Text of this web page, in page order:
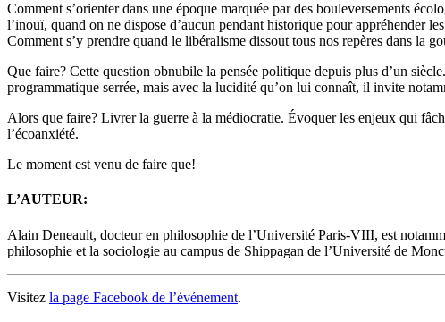
Comment s’orienter dans une époque marquée par des bouleversements
l’inouï, quand on ne dispose d’aucun pendant historique pour appréhender
Comment s’y prendre quand le libéralisme dissout tous nos repères dans la
Que faire? Cette question obnubile la pensée politique depuis plus d’un
programmatique serrée, mais avec la lucidité qu’on lui connaît, il invite
Alors que faire? Livrer la guerre à la médiocratie. Évoquer les enjeux qui
l’écoanxiété.
Le moment est venu de faire que!
L’AUTEUR:
Alain Deneault, docteur en philosophie de l’Université Paris-VIII, est
philosophie et la sociologie au campus de Shippagan de l’Université de
Visitez la page Facebook de l’événement.